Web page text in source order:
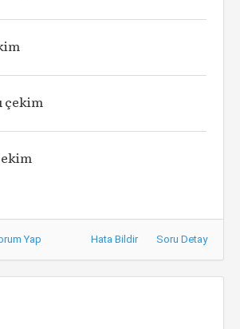
çekim
Yap Hata Bildir Soru Detay